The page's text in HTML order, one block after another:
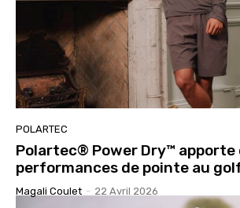
POLARTEC
Polartec® Power Dry™ apporte
performances de pointe au
Magali Coulet - 22 Avril 2026